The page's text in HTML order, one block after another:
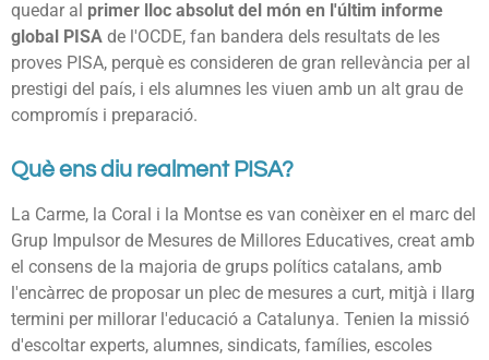
quedar al primer lloc absolut del món en l'últim informe
global PISA de l'OCDE, fan bandera dels resultats de les
proves PISA, perquè es consideren de gran rellevància per al
prestigi del país, i els alumnes les viuen amb un alt grau de
compromís i preparació.
Què ens diu realment PISA?
La Carme, la Coral i la Montse es van conèixer en el marc del
Grup Impulsor de Mesures de Millores Educatives, creat amb
el consens de la majoria de grups polítics catalans, amb
l'encàrrec de proposar un plec de mesures a curt, mitjà i llarg
termini per millorar l'educació a Catalunya. Tenien la missió
d'escoltar experts, alumnes, sindicats, famílies, escoles